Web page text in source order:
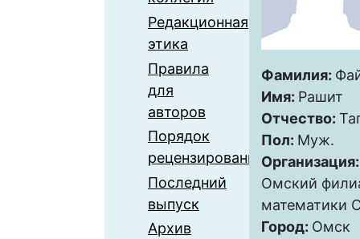
Редакционная
этика
Правила
для
авторов
Порядок
рецензирования
Последний
выпуск
Архив
Фамилия:
Имя: Рашит
Отчество:
Пол: Муж.
Омский
математики
Город: Омск